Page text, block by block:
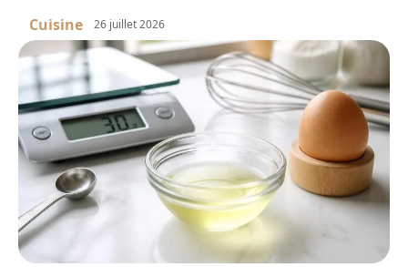
Cuisine 26 juillet 2026